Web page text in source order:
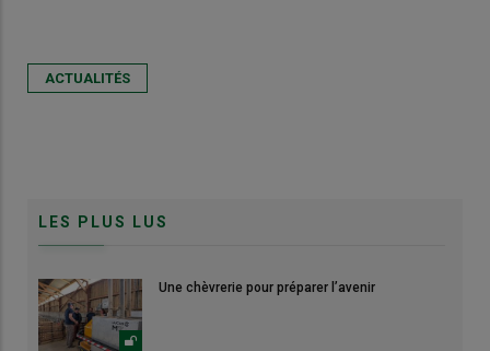
ACTUALITÉS
LES PLUS LUS
Une chèvrerie pour préparer l’avenir